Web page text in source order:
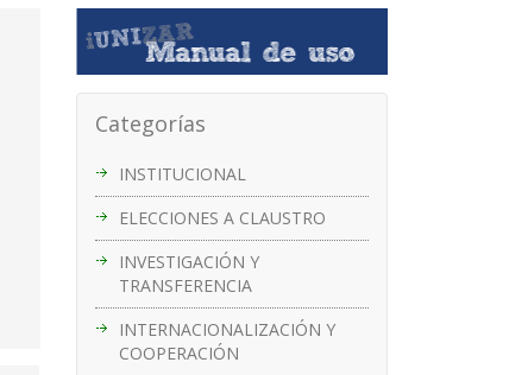
Categorías
INSTITUCIONAL
ELECCIONES A CLAUSTRO
INVESTIGACIÓN Y
TRANSFERENCIA
INTERNACIONALIZACIÓN Y
COOPERACIÓN